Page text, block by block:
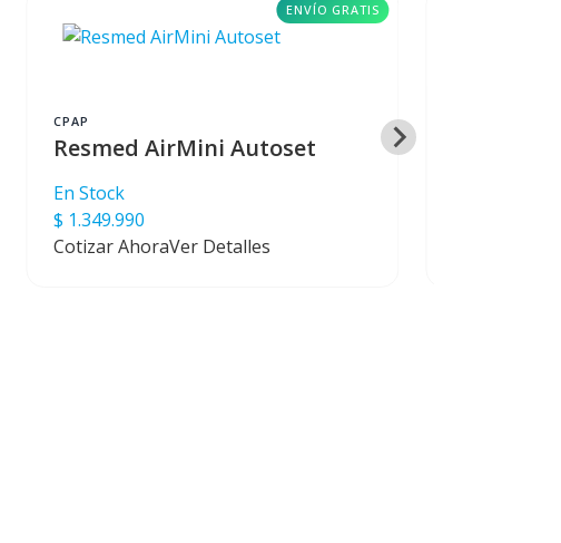
ENVÍO GRATIS
CPAP
Resmed AirMini Autoset
En Stock
$ 1.349.990
Cotizar AhoraVer Detalles